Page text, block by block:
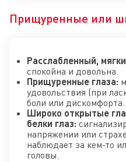
Прищуренные или
Расслабленный,
спокойна и довольна.
Прищуренные глаза:
удовольствия (при
боли или дискомфорта.
Широко открытые
белки глаз:
напряжении или
наблюдает за кем-то
головы.